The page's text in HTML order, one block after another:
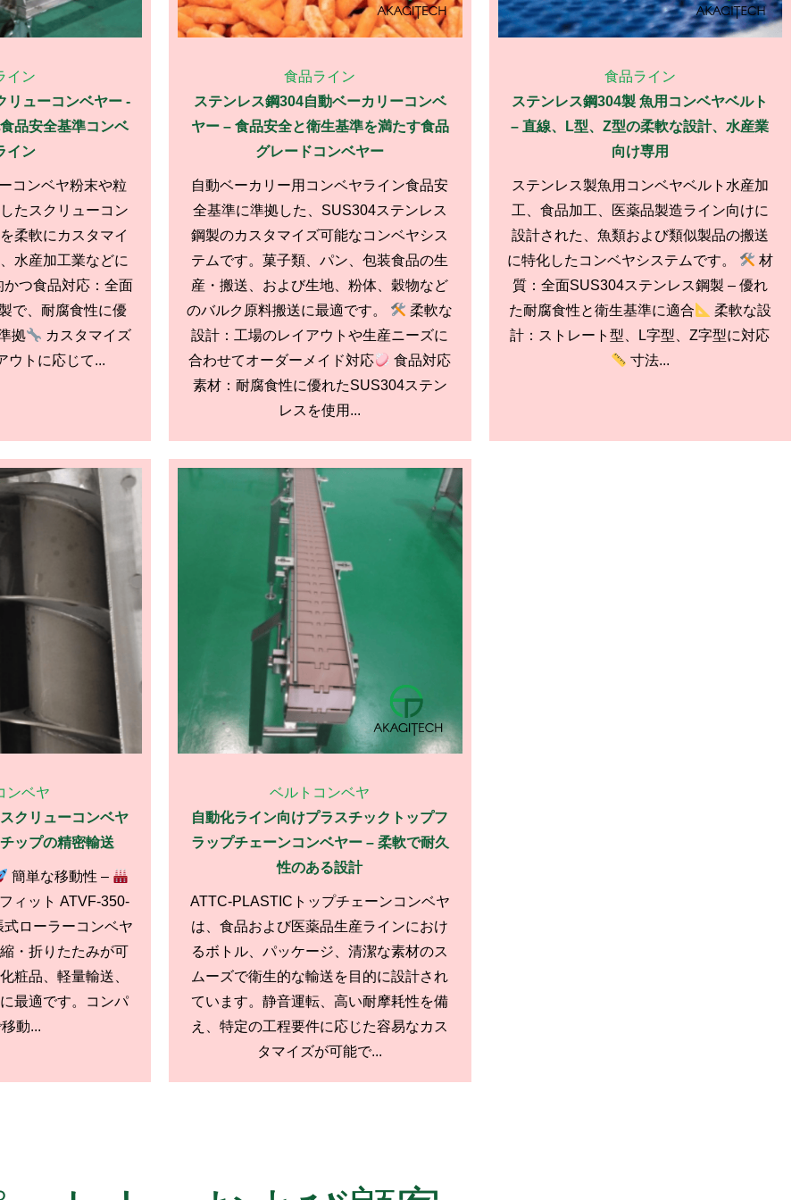
イン
リューコンベヤー -
品安全基準コンベ
イン
コンベヤ粉末や粒
たスクリューコン
柔軟にカスタマイ
水産加工業などに
つ食品対応：全面
で、耐腐食性に優
拠
カスタマイズ
ウトに応じて...
食品ライン
ステンレス鋼304自動ベーカリーコンベ
ヤー – 食品安全と衛生基準を満たす食品
グレードコンベヤー
自動ベーカリー用コンベヤライン食品安
全基準に準拠した、SUS304ステンレス
鋼製のカスタマイズ可能なコンベヤシス
テムです。菓子類、パン、包装食品の生
産・搬送、および生地、粉体、穀物など
のバルク原料搬送に最適です。
柔軟な
設計：工場のレイアウトや生産ニーズに
合わせてオーダーメイド対応
食品対応
素材：耐腐食性に優れたSUS304ステン
レスを使用...
食品ライン
ステンレス鋼304製 魚用コンベヤベルト
– 直線、L型、Z型の柔軟な設計、水産業
向け専用
ステンレス製魚用コンベヤベルト水産加
工、食品加工、医薬品製造ライン向けに
設計された、魚類および類似製品の搬送
に特化したコンベヤシステムです。
材
質：全面SUS304ステンレス鋼製 – 優れ
た耐腐食性と衛生基準に適合
柔軟な設
計：ストレート型、L字型、Z字型に対応
寸法...
ンベヤ
クリューコンベヤ
ップの精密輸送
簡単な移動性 –
ィット ATVF-350-
ローラーコンベヤ
・折りたたみが可
粧品、軽量輸送、
最適です。コンパ
動...
ベルトコンベヤ
自動化ライン向けプラスチックトップフ
ラップチェーンコンベヤー – 柔軟で耐久
性のある設計
ATTC-PLASTICトップチェーンコンベヤ
は、食品および医薬品生産ラインにおけ
るボトル、パッケージ、清潔な素材のス
ムーズで衛生的な輸送を目的に設計され
ています。静音運転、高い耐摩耗性を備
え、特定の工程要件に応じた容易なカス
タマイズが可能で...